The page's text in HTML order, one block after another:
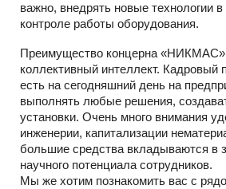
важно, внедрять новые технологии в
контроле работы оборудования.
Преимущество концерна
коллективный интеллект. Кадровый
есть на сегодняшний день на
выполнять любые решения,
установки. Очень много внимания
инженерии, капитализации
большие средства вкладываются в
научного потенциала сотрудников.
Мы же хотим познакомить вас с